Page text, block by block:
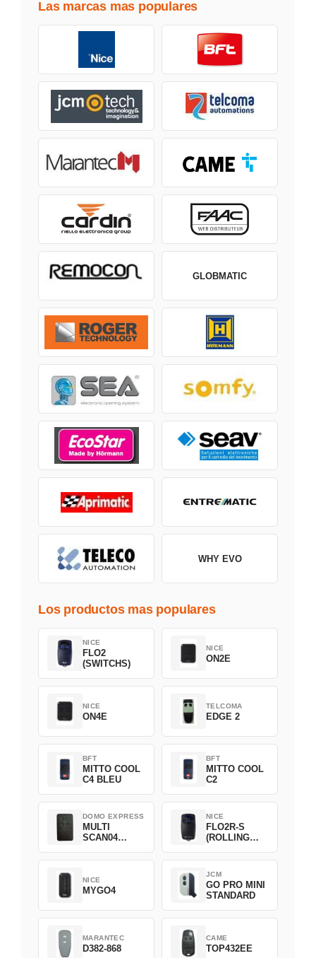
Las marcas mas populares
GLOBMATIC
WHY EVO
Los productos mas populares
NICE
FLO2
(SWITCHS)
NICE
ON2E
NICE
ON4E
TELCOMA
EDGE 2
BFT
MITTO COOL
C4 BLEU
BFT
MITTO COOL
C2
DOMO EXPRESS
MULTI
SCAN04
NICE
FLO2R-S
(ROLLING
NICE
MYGO4
JCM
GO PRO MINI
STANDARD
MARANTEC
D382-868
CAME
TOP432EE